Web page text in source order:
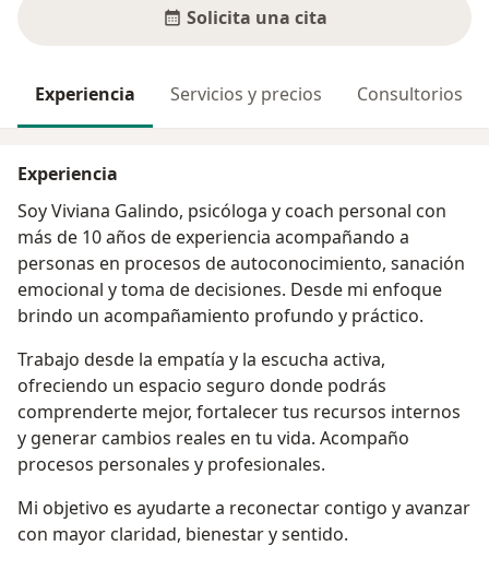
Solicita una cita
Experiencia Servicios y precios Consultorios
Experiencia
Soy Viviana Galindo, psicóloga y coach personal con
más de 10 años de experiencia acompañando a
personas en procesos de autoconocimiento, sanación
emocional y toma de decisiones. Desde mi enfoque
brindo un acompañamiento profundo y práctico.
Trabajo desde la empatía y la escucha activa,
ofreciendo un espacio seguro donde podrás
comprenderte mejor, fortalecer tus recursos internos
y generar cambios reales en tu vida. Acompaño
procesos personales y profesionales.
Mi objetivo es ayudarte a reconectar contigo y avanzar
con mayor claridad, bienestar y sentido.